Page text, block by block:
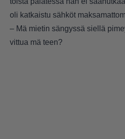
oli katkaistu sähköt
– Mä mietin sängyssä siellä
vittua mä teen?